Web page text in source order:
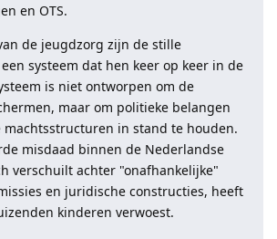
en OTS.
de jeugdzorg zijn de stille
systeem dat hen keer op keer in de
is niet ontworpen om de
maar om politieke belangen
in stand te houden.
misdaad binnen de Nederlandse
verschuilt achter "onafhankelijke"
en juridische constructies, heeft
kinderen verwoest.